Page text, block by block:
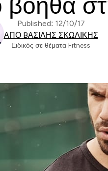
βοηθά
Published: 12/10/17
ΑΠΌ BΑΣΊΛΗΣ ΣΚΩΛΊΚΗΣ
Ειδικός σε θέματα Fitness